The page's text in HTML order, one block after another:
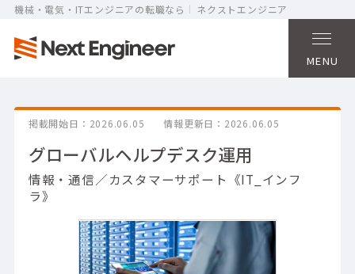
機械・電気・ITエンジニアの転職なら ネクストエンジニア
MENU
掲載開始日 2026.06.05 情報更新日 2026.06.05
グローバルヘルプデスク運用
情報・通信／カスタマーサポート《IT_インフ
ラ》